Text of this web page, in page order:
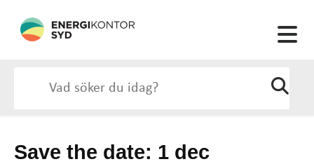
Save the date: 1 dec